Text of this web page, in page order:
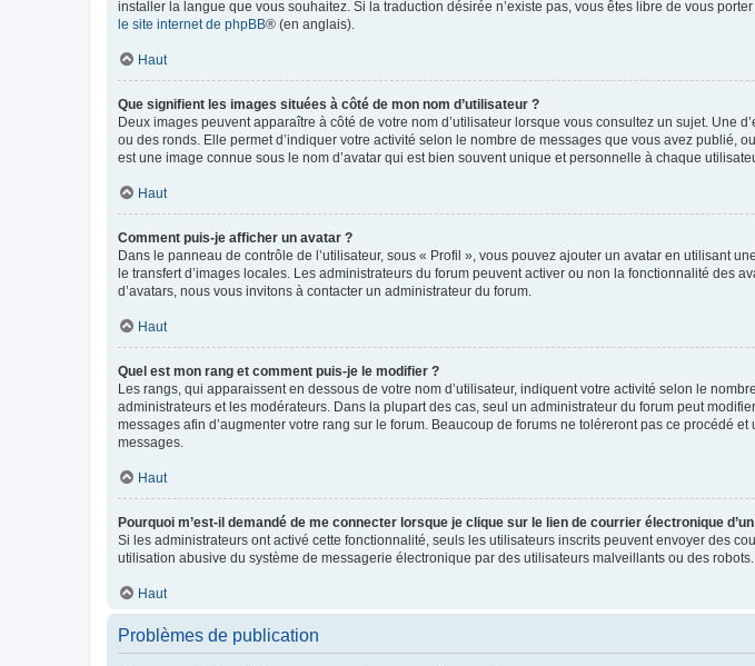
installer la langue que vous souhaitez. Si la traduction désirée n’existe pas, vous êtes libre de vous
le site internet de phpBB® (en anglais).
Haut
Que signifient les images situées à côté de mon nom d’utilisateur ?
Deux images peuvent apparaître à côté de votre nom d’utilisateur lorsque vous consultez un sujet.
ou des ronds. Elle permet d’indiquer votre activité selon le nombre de messages que vous avez publié,
est une image connue sous le nom d’avatar qui est bien souvent unique et personnelle à chaque
Haut
Comment puis-je afficher un avatar ?
Dans le panneau de contrôle de l’utilisateur, sous « Profil », vous pouvez ajouter un avatar en utilisant
le transfert d’images locales. Les administrateurs du forum peuvent activer ou non la fonctionnalité des
d’avatars, nous vous invitons à contacter un administrateur du forum.
Haut
Quel est mon rang et comment puis-je le modifier ?
Les rangs, qui apparaissent en dessous de votre nom d’utilisateur, indiquent votre activité selon le
administrateurs et les modérateurs. Dans la plupart des cas, seul un administrateur du forum peut
messages afin d’augmenter votre rang sur le forum. Beaucoup de forums ne toléreront pas ce procédé
messages.
Haut
Pourquoi m’est-il demandé de me connecter lorsque je clique sur le lien de courrier électronique
Si les administrateurs ont activé cette fonctionnalité, seuls les utilisateurs inscrits peuvent envoyer des
utilisation abusive du système de messagerie électronique par des utilisateurs malveillants ou des robots.
Haut
Problèmes de publication